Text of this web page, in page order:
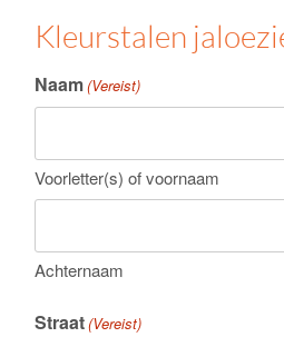
Kleurstalen
Naam(Vereist)
Voorletter(s) of voornaam
Achternaam
Straat(Vereist)